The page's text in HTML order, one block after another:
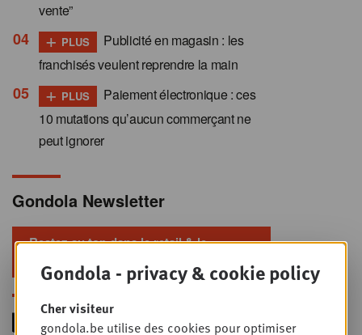
vente”
+ PLUS
Publicité en magasin : les
franchisés veulent reprendre la main
+ PLUS
Paiement électronique : ces
10 mutations qu’aucun commerçant ne
peut ignorer
Gondola Newsletter
Restez au top dans le retail & le
Gondola - privacy & cookie policy
Cher visiteur
gondola.be utilise des cookies pour optimiser